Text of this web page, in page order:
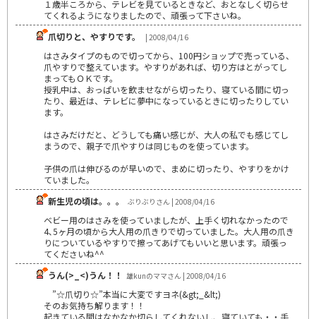
１歳半ころから、テレビを見ているときなど、おとなしく切らせ
てくれるようになりましたので、頑張って下さいね。
爪切りと、やすりです。
| 2008/04/16
はさみタイプのもので切ってから、100円ショップで売っている、
爪やすりで整えています。やすりがあれば、切り方はとがってし
まってもＯＫです。
授乳中は、おっぱいを飲ませながら切ったり、寝ている間に切っ
たり、最近は、テレビに夢中になっているときに切ったりしてい
ます。
はさみだけだと、どうしても痛い感じが、大人の私でも感じてし
まうので、親子で爪やすりは同じものを使っています。
子供の爪は伸びるのが早いので、まめに切ったり、やすりをかけ
ていました。
新生児の頃は。。。
ぶりぶりさん | 2008/04/16
ベビー用のはさみを使っていましたが、上手く切れなかったので
4､5ヶ月の頃から大人用の爪きりで切っていました。大人用の爪き
りについているやすりで擦ってあげてもいいと思います。頑張っ
てくださいね^^
うん(>_<)うん！！
雄kunのママさん | 2008/04/16
”☆爪切り☆”本当に大変ですヨネ(&gt;_&lt;)
そのお気持ち解ります！！
起きている間はなかなか切らしてくれないし、寝ていても・・手